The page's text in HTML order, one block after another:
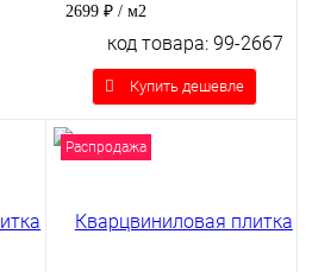
2699 ₽ / м2
код товара: 99-2667
Купить дешевле
Распродажа